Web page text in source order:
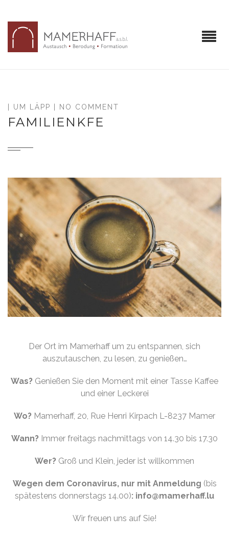
UM LÄPP | NO COMMENT
FAMILIENKFE
Der Ort im Mamerhaff um zu entspannen, sich
auszutauschen, zu lesen, zu genießen…
Was? Genießen Sie den Moment mit einer Tasse Kaffee
und einer Leckerei
Wo? Mamerhaff, 20, Rue Henri Kirpach L-8237 Mamer
Wann? Immer freitags nachmittags von 14.30 bis 17.30
Wer? Groß und Klein, jeder ist willkommen
Wegen dem Coronavirus, nur mit Anmeldung (bis
spätestens donnerstags 14.00): info@mamerhaff.lu
Wir freuen uns auf Sie!